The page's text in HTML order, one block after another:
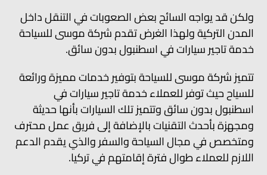
ولكن قد يواجه السائح بعض الصعوبات في التنقل داخل
المدن التركية ولهذا الغرض تقدم شركة موسى للسياحة
خدمة تاجير سيارات في اسطنبول بدون سائق.
تتميز شركة موسى للسياحة بتوفير خدمات مميزة ورائعة
للسياح حيث توفر للعملاء خدمة تاجير سيارات في
اسطنبول بدون سائق وتتميز تلك السيارات بأنها حديثة
ومجهزة بأحدث التقنيات بالإضافة إلى فريق عمل محترف
ومتخصص في مجال السياحة والسفر والذي يقدم الدعم
اللازم للعملاء طوال فترة إقامتهم في تركيا.